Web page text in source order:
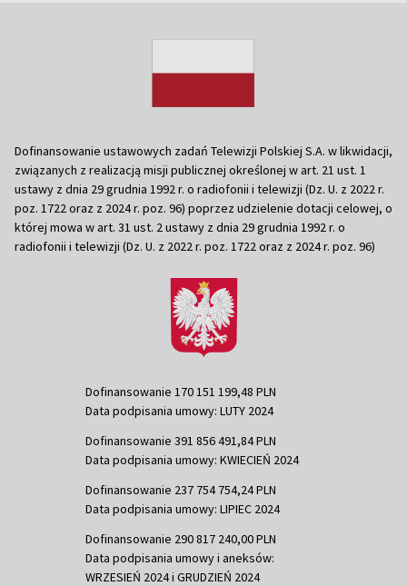
Dofinansowanie ustawowych zadań Telewizji Polskiej S.A. w likwidacji,
związanych z realizacją misji publicznej określonej w art. 21 ust. 1
ustawy z dnia 29 grudnia 1992 r. o radiofonii i telewizji (Dz. U. z 2022 r.
poz. 1722 oraz z 2024 r. poz. 96) poprzez udzielenie dotacji celowej, o
której mowa w art. 31 ust. 2 ustawy z dnia 29 grudnia 1992 r. o
radiofonii i telewizji (Dz. U. z 2022 r. poz. 1722 oraz z 2024 r. poz. 96)
Dofinansowanie 170 151 199,48 PLN
Data podpisania umowy: LUTY 2024
Dofinansowanie 391 856 491,84 PLN
Data podpisania umowy: KWIECIEŃ 2024
Dofinansowanie 237 754 754,24 PLN
Data podpisania umowy: LIPIEC 2024
Dofinansowanie 290 817 240,00 PLN
Data podpisania umowy i aneksów:
WRZESIEŃ 2024 i GRUDZIEŃ 2024